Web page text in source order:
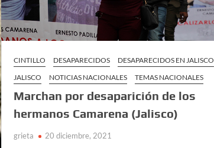
CINTILLO DESAPARECIDOS
DESAPARECIDOS EN JALISCO
JALISCO
NOTICIAS NACIONALES TEMAS NACIONALES
Marchan por desaparición de los
hermanos Camarena (Jalisco)
grieta 20 diciembre, 2021